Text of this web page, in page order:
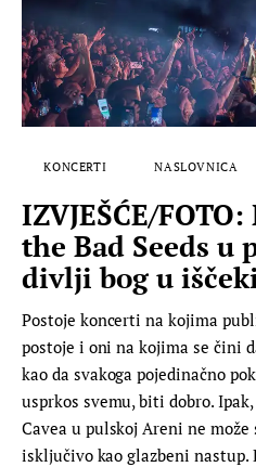
KONCERTI NASLOVNICA
IZVJEŠĆE/
the Bad Seeds u
divlji bog u
Postoje koncerti na kojima
postoje i oni na kojima se čini
kao da svakoga pojedinačno
usprkos svemu, biti dobro.
Cavea u pulskoj Areni ne
isključivo kao glazbeni nastup.